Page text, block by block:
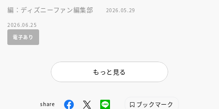
編：ディズニーファン編集部
2026.06.25
電子あり
2026.05.29
もっと見る
share ブックマーク